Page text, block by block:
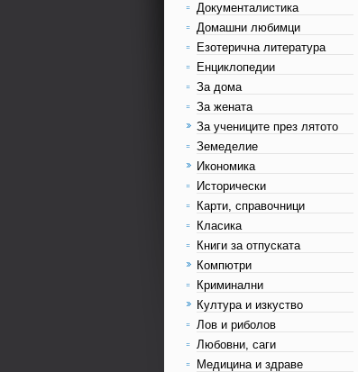
Документалистика
Домашни любимци
Езотерична литература
Енциклопедии
За дома
За жената
За учениците през лятото
Земеделие
Икономика
Исторически
Карти, справочници
Класика
Книги за отпуската
Компютри
Криминални
Култура и изкуство
Лов и риболов
Любовни, саги
Медицина и здраве